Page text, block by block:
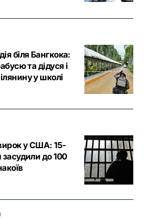
біля Бангкока:
та дідуся і
у школі
у США: 15-
засудили до 100